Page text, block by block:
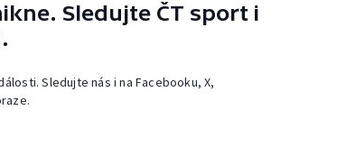
Sledujte ČT sport i
Sledujte nás i na Facebooku, X,